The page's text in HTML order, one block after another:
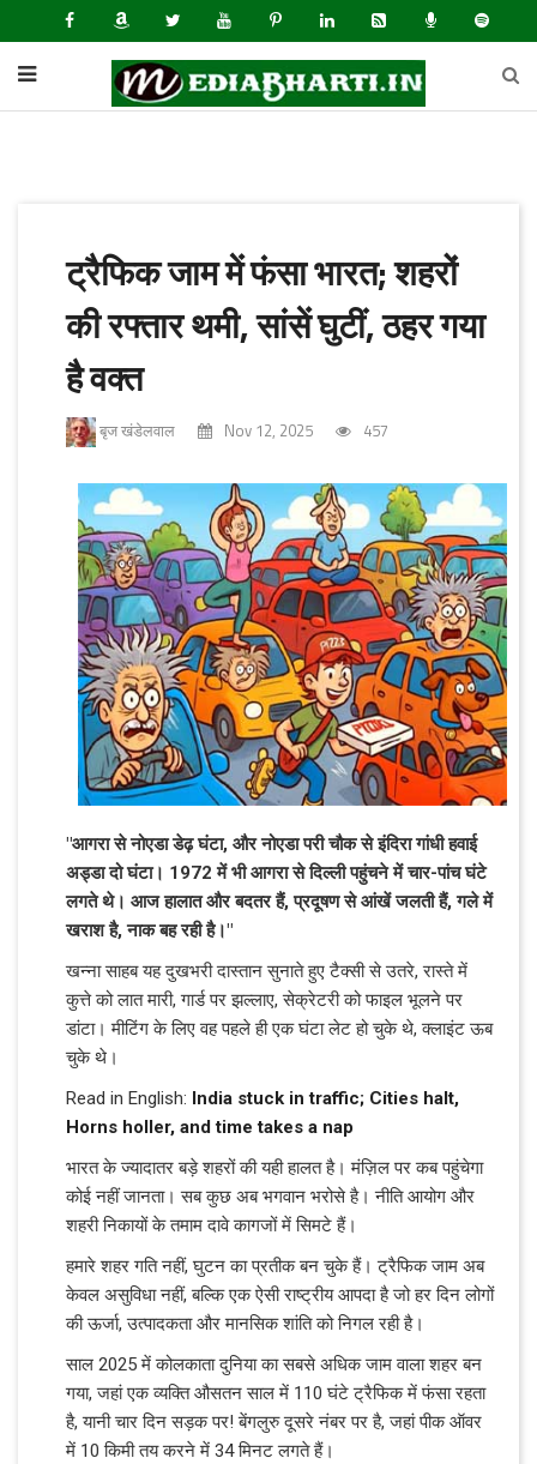
ट्रैफिक जाम में फंसा भारत; शहरों
की रफ्तार थमी, सांसें घुटीं, ठहर गया
है वक्त
बृज खंडेलवाल Nov 12, 2025 457
"आगरा से नोएडा डेढ़ घंटा, और नोएडा परी चौक से इंदिरा गांधी हवाई
अड्डा दो घंटा। 1972 में भी आगरा से दिल्ली पहुंचने में चार-पांच घंटे
लगते थे। आज हालात और बदतर हैं, प्रदूषण से आंखें जलती हैं, गले में
खराश है, नाक बह रही है।"
खन्ना साहब यह दुखभरी दास्तान सुनाते हुए टैक्सी से उतरे, रास्ते में
कुत्ते को लात मारी, गार्ड पर झल्लाए, सेक्रेटरी को फाइल भूलने पर
डांटा। मीटिंग के लिए वह पहले ही एक घंटा लेट हो चुके थे, क्लाइंट ऊब
चुके थे।
Read in English: India stuck in traffic; Cities halt,
Horns holler, and time takes a nap
भारत के ज्यादातर बड़े शहरों की यही हालत है। मंज़िल पर कब पहुंचेगा
कोई नहीं जानता। सब कुछ अब भगवान भरोसे है। नीति आयोग और
शहरी निकायों के तमाम दावे कागजों में सिमटे हैं।
हमारे शहर गति नहीं, घुटन का प्रतीक बन चुके हैं। ट्रैफिक जाम अब
केवल असुविधा नहीं, बल्कि एक ऐसी राष्ट्रीय आपदा है जो हर दिन लोगों
की ऊर्जा, उत्पादकता और मानसिक शांति को निगल रही है।
साल 2025 में कोलकाता दुनिया का सबसे अधिक जाम वाला शहर बन
गया, जहां एक व्यक्ति औसतन साल में 110 घंटे ट्रैफिक में फंसा रहता
है, यानी चार दिन सड़क पर! बेंगलुरु दूसरे नंबर पर है, जहां पीक ऑवर
में 10 किमी तय करने में 34 मिनट लगते हैं।